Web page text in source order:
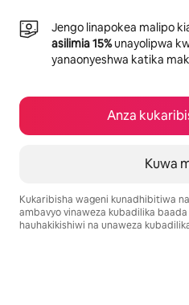
Jengo linapokea malipo
asilimia 15%unayolipwa
yanaonyeshwa katika
Anza
Kuwa
Kukaribisha wageni kunadhibitiwa
ambavyo vinaweza kubadilika
hauhakikishiwi na unaweza